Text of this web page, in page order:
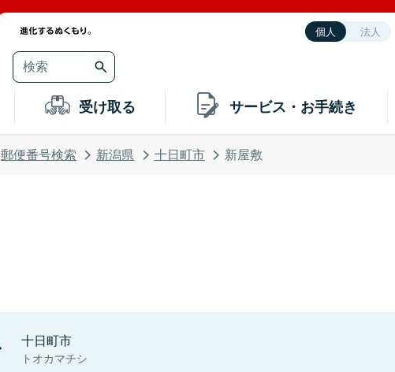
個人 法人
受け取る サービス・お手続き
郵便番号検索 新潟県 十日町市 新屋敷
十日町市
トオカマチシ